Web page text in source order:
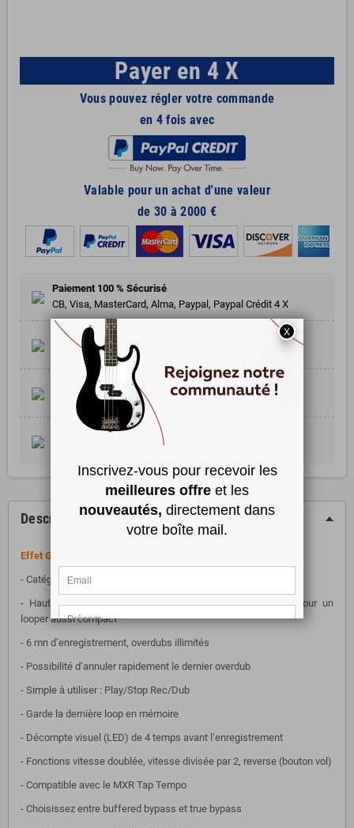
Payer en 4 X
Vous pouvez régler votre commande
en 4 fois avec
Valable pour un achat d'une valeur
de 30 à 2000 €
Paiement 100 % Sécurisé
CB, Visa, MasterCard, Alma, Paypal, Paypal Crédit 4 X
Livraison Sous 24/48H
Livraison Gratuite dès 99 €*
Contrôle Qualité
Produit Vérifié et réglé Emballage Soigné
Retrait Magasin
Retrait Magasin Gratuit Sous 2H
Description
Effet Guitare MXR Clone Looper
- Catégorie : Looper
- Haute qualité (88,2kHz) et nombreuses fonctionnalités pour un
looper aussi compact
- 6 mn d’enregistrement, overdubs illimités
- Possibilité d’annuler rapidement le dernier overdub
- Simple à utiliser : Play/Stop Rec/Dub
- Garde la dernière loop en mémoire
- Décompte visuel (LED) de 4 temps avant l’enregistrement
- Fonctions vitesse doublée, vitesse divisée par 2, reverse (bouton vol)
- Compatible avec le MXR Tap Tempo
- Choisissez entre buffered bypass et true bypass